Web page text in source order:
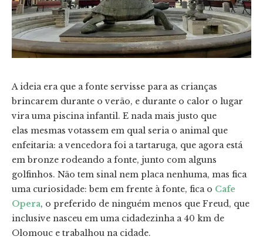
A ideia era que a fonte servisse para as crianças
brincarem durante o verão, e durante o calor o lugar
vira uma piscina infantil. E nada mais justo que
elas mesmas votassem em qual seria o animal que
enfeitaria: a vencedora foi a tartaruga, que agora está
em bronze rodeando a fonte, junto com alguns
golfinhos. Não tem sinal nem placa nenhuma, mas fica
uma curiosidade: bem em frente à fonte, fica o Cafe
Opera, o preferido de ninguém menos que Freud, que
inclusive nasceu em uma cidadezinha a 40 km de
Olomouc e trabalhou na cidade.